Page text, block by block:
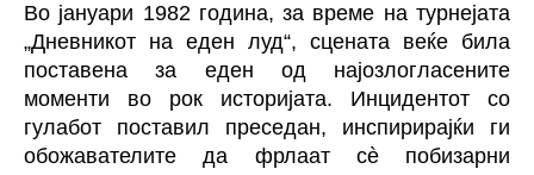
Во јануари 1982 година, за време на турнејата
„Дневникот на еден луд“, сцената веќе била
поставена за еден од најозлогласените
моменти во рок историјата. Инцидентот со
гулабот поставил преседан, инспирирајќи ги
обожавателите да фрлаат сè побизарни